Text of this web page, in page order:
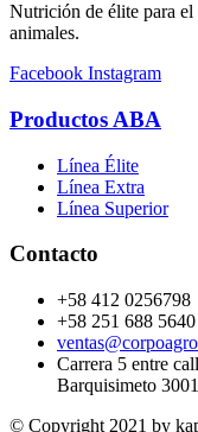
Nutrición de élite para
animales.
Facebook Instagram
Productos ABA
Línea Élite
Línea Extra
Línea Superior
Contacto
+58 412 0256798
+58 251 688 5640
Carrera 5 entre
Barquisimeto 3001
© Copyright 2021 by